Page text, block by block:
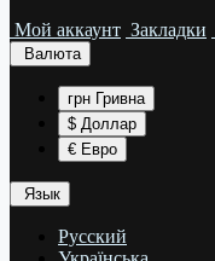
Мой аккаунт Закладки
Валюта
грн Гривна
$ Доллар
€ Евро
Язык
Русский